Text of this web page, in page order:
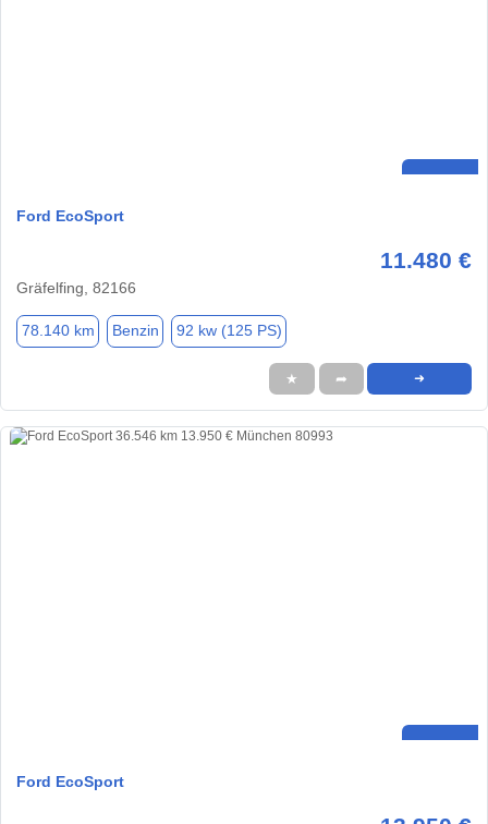
Ford EcoSport
11.480 €
Gräfelfing, 82166
78.140 km Benzin 92 kw (125 PS)
★ ➦ ➜
Ford EcoSport